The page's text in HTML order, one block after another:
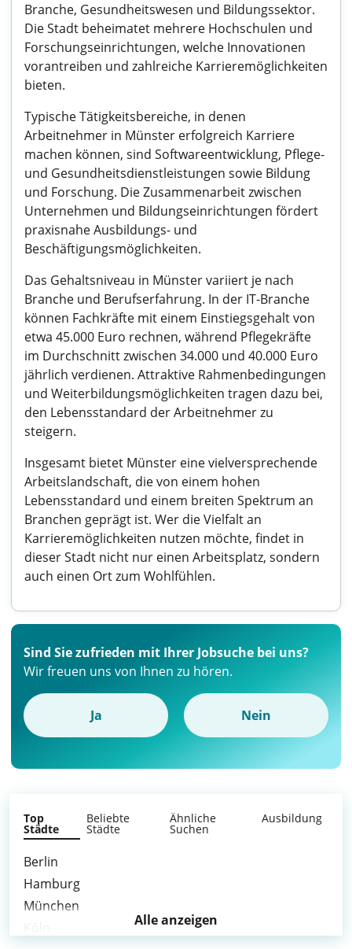
Branche, Gesundheitswesen und Bildungssektor.
Die Stadt beheimatet mehrere Hochschulen und
Forschungseinrichtungen, welche Innovationen
vorantreiben und zahlreiche Karrieremöglichkeiten
bieten.
Typische Tätigkeitsbereiche, in denen
Arbeitnehmer in Münster erfolgreich Karriere
machen können, sind Softwareentwicklung, Pflege-
und Gesundheitsdienstleistungen sowie Bildung
und Forschung. Die Zusammenarbeit zwischen
Unternehmen und Bildungseinrichtungen fördert
praxisnahe Ausbildungs- und
Beschäftigungsmöglichkeiten.
Das Gehaltsniveau in Münster variiert je nach
Branche und Berufserfahrung. In der IT-Branche
können Fachkräfte mit einem Einstiegsgehalt von
etwa 45.000 Euro rechnen, während Pflegekräfte
im Durchschnitt zwischen 34.000 und 40.000 Euro
jährlich verdienen. Attraktive Rahmenbedingungen
und Weiterbildungsmöglichkeiten tragen dazu bei,
den Lebensstandard der Arbeitnehmer zu
steigern.
Insgesamt bietet Münster eine vielversprechende
Arbeitslandschaft, die von einem hohen
Lebensstandard und einem breiten Spektrum an
Branchen geprägt ist. Wer die Vielfalt an
Karrieremöglichkeiten nutzen möchte, findet in
dieser Stadt nicht nur einen Arbeitsplatz, sondern
auch einen Ort zum Wohlfühlen.
Sind Sie zufrieden mit Ihrer Jobsuche bei uns?
Wir freuen uns von Ihnen zu hören.
Ja Nein
Top
Städte
Beliebte
Städte
Ähnliche
Suchen
Ausbildung
Berlin
Hamburg
München
Alle anzeigen